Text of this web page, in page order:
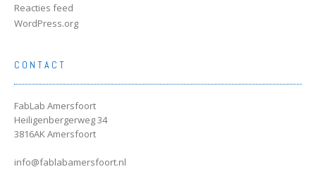
Reacties feed
WordPress.org
CONTACT
FabLab Amersfoort
Heiligenbergerweg 34
3816AK Amersfoort
info@fablabamersfoort.nl